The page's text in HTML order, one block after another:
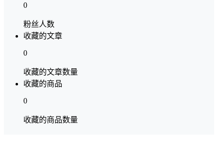
0
粉丝人数
收藏的文章
0
收藏的文章数量
收藏的商品
0
收藏的商品数量